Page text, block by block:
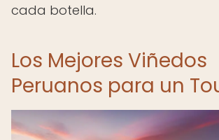
cada botella.
Los Mejores Viñedos
Peruanos para un